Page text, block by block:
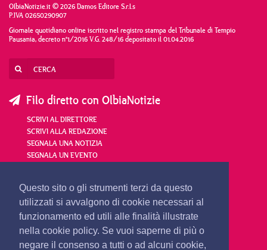
Questo sito o gli strumenti terzi da questo
utilizzati si avvalgono di cookie necessari al
funzionamento ed utili alle finalità illustrate
nella cookie policy. Se vuoi saperne di più o
negare il consenso a tutti o ad alcuni cookie,
OlbiaNotizie.it © 2026 Damos Editore S.r.l.s
P.IVA 02650290907
Giornale quotidiano online iscritto nel registro stampa del Tribunale di Tempio
Pausania, decreto n°1/2016 V.G. 248/16 depositato il 01.04.2016
Filo diretto con OlbiaNotizie
SCRIVI AL DIRETTORE
SCRIVI ALLA REDAZIONE
SEGNALA UNA NOTIZIA
SEGNALA UN EVENTO
redazione@olbianotizie.it